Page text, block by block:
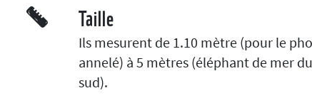
Taille
Ils mesurent de 1.10 mètre (pour le
annelé) à 5 mètres (éléphant de mer du
sud).